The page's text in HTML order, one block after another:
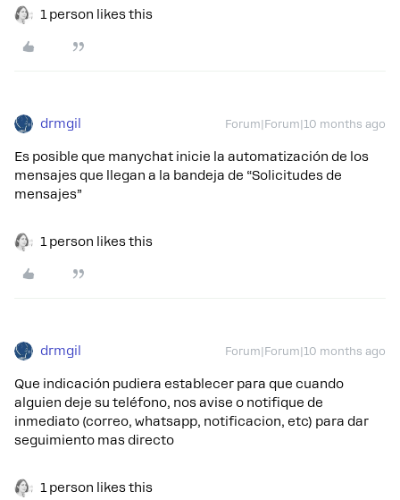
1 person likes this
drmgil Forum|Forum|10 months ago
Es posible que manychat inicie la automatización de los
mensajes que llegan a la bandeja de “Solicitudes de
mensajes”
1 person likes this
drmgil Forum|Forum|10 months ago
Que indicación pudiera establecer para que cuando
alguien deje su teléfono, nos avise o notifique de
inmediato (correo, whatsapp, notificacion, etc) para dar
seguimiento mas directo
1 person likes this